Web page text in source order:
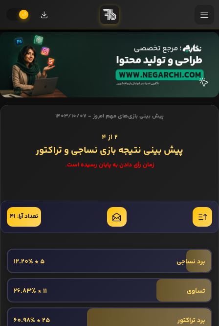
پیش بینی بازی‌های مهم امروز - 1403/10/07
2 از 4
پیش بینی نتیجه بازی نساجی و تراکتور
زمان رأی دادن به پایان رسیده است.
تعداد آرا: 41
برد نساجی 5 * 12.20%
تساوی 11 * 26.83%
برد تراکتور 25 * 60.98%